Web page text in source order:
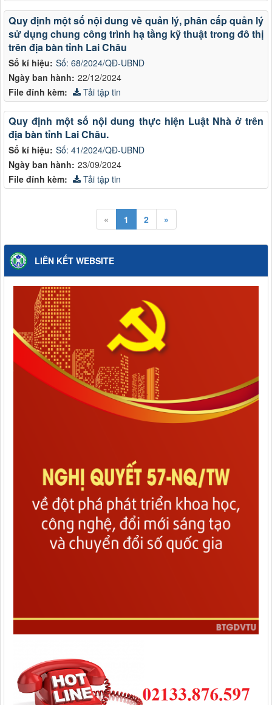
Số kí hiệu: Số: 68/2024/QĐ-UBND
Ngày ban hành: 22/12/2024
Quy định một số nội dung về quản lý, phân cấp quản lý
sử dụng chung công trình hạ tầng kỹ thuật trong đô thị
trên địa bàn tỉnh Lai Châu
File đính kèm: Tải tập tin
Số kí hiệu: Số: 41/2024/QĐ-UBND
Ngày ban hành: 23/09/2024
Quy định một số nội dung thực hiện Luật Nhà ở trên
địa bàn tỉnh Lai Châu.
File đính kèm: Tải tập tin
« 1 2 »
LIÊN KẾT WEBSITE